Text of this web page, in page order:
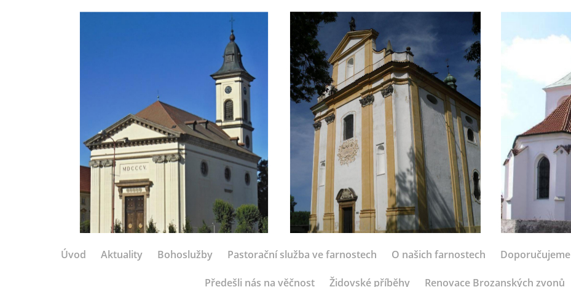
Úvod Aktuality Bohoslužby Pastorační služba ve farnostech O našich farnostech Doporučujeme
Předešli nás na věčnost Židovské příběhy Renovace Brozanských zvonů